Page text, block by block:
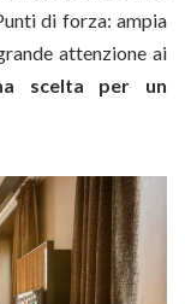
di forza: ampia
attenzione ai
scelta per un